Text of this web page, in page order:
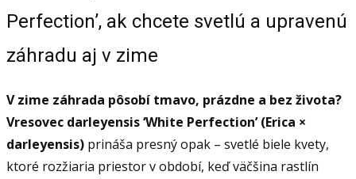
kvetmi
(kontajner
l)
Perfection’, ak chcete svetlú a upravenú
záhradu aj v zime
V zime záhrada pôsobí tmavo, prázdne a bez života?
Vresovec darleyensis ‘White Perfection’ (Erica ×
darleyensis) prináša presný opak – svetlé biele kvety,
ktoré rozžiaria priestor v období, keď väčšina rastlín